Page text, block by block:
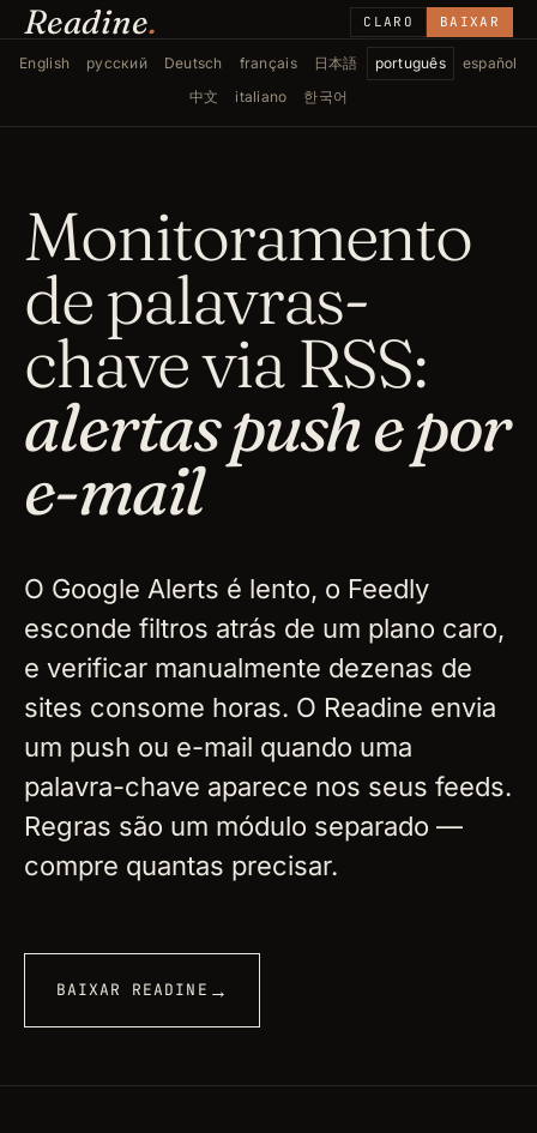
Readine. CLARO BAIXAR
English русский Deutsch français 日本語 português
español
中文
italiano 한국어
Monitoramento
de palavras-
chave via RSS:
alertas push e por
e-mail
O Google Alerts é lento, o Feedly
esconde filtros atrás de um plano caro,
e verificar manualmente dezenas de
sites consome horas. O Readine envia
um push ou e-mail quando uma
palavra-chave aparece nos seus feeds.
Regras são um módulo separado —
compre quantas precisar.
BAIXAR READINE →